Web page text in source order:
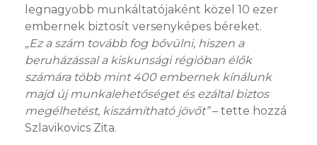
legnagyobb munkáltatójaként közel 10 ezer
embernek biztosít versenyképes béreket.
„Ez a szám tovább fog bővülni, hiszen a
beruházással a kiskunsági régióban élők
számára több mint 400 embernek kínálunk
majd új munkalehetőséget és ezáltal biztos
megélhetést, kiszámítható jövőt”– tette hozzá
Szlavikovics Zita.